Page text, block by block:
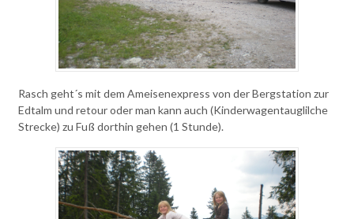
Rasch geht´s mit dem Ameisenexpress von der Bergstation zur
Edtalm und retour oder man kann auch (Kinderwagentauglilche
Strecke) zu Fuß dorthin gehen (1 Stunde).